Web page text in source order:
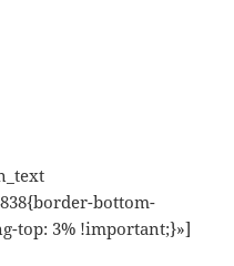
bottom-
top: 3% !important;}»]